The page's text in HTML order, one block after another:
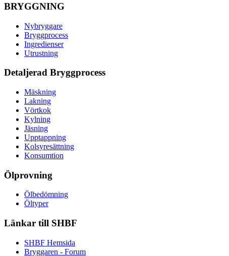
BRYGGNING
Nybryggare
Bryggprocess
Ingredienser
Utrustning
Detaljerad Bryggprocess
Mäskning
Lakning
Vörtkok
Kylning
Jäsning
Upptappning
Kolsyresättning
Konsumtion
Ölprovning
Ölbedömning
Öltyper
Länkar till SHBF
SHBF Hemsida
Bryggaren - Forum